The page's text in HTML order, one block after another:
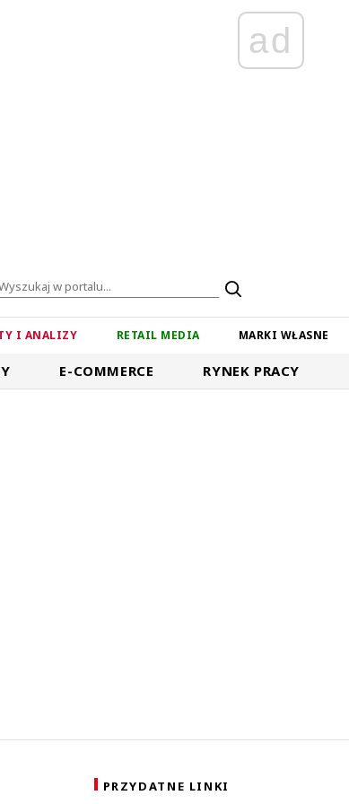
ad
I ANALIZY RETAIL MEDIA MARKI WŁASNE
E-COMMERCE RYNEK PRACY
PRZYDATNE LINKI